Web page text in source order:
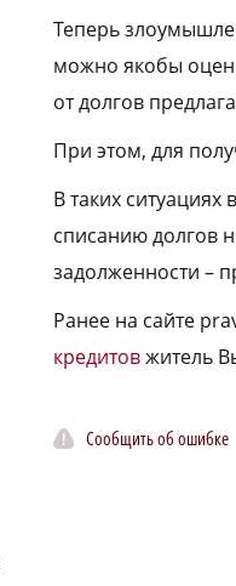
Теперь
можно якобы
от долгов
При этом, для
В таких
списанию долгов
задолженности –
Ранее на сайте
кредитовжитель
Сообщить об ошибке